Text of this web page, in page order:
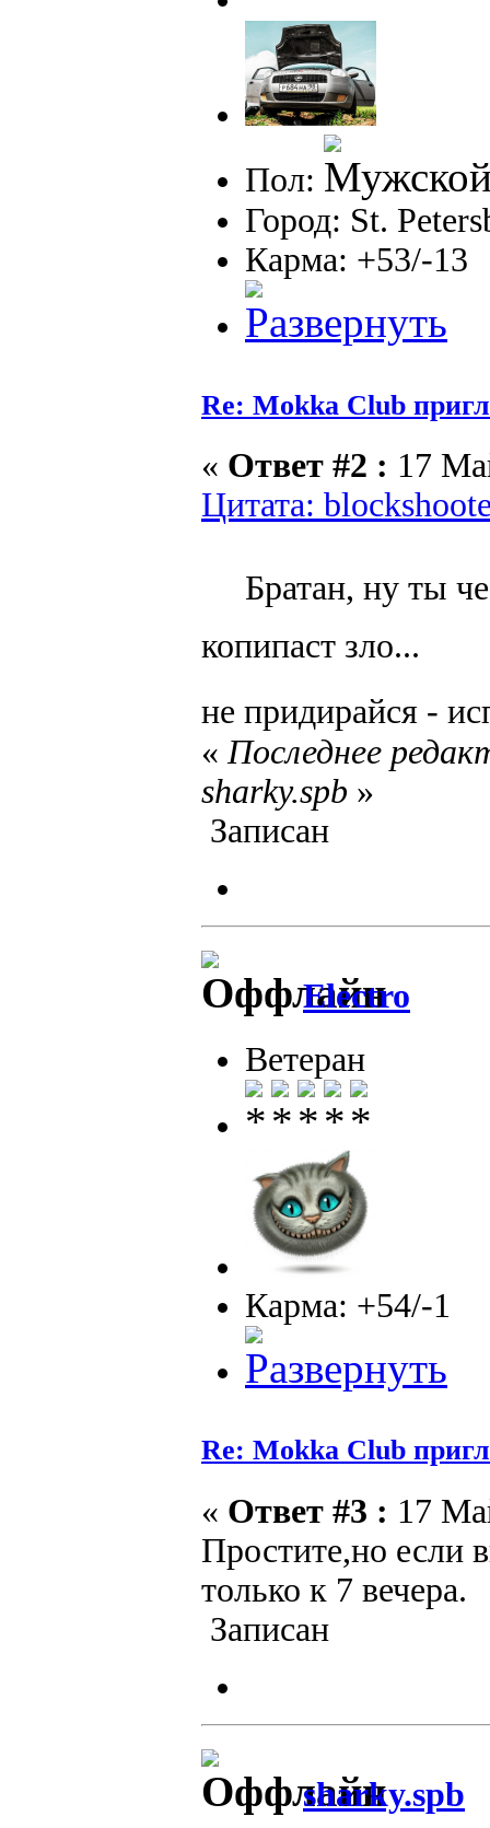
Пол:
Город: St.
Карма: +53/-13
Re: Mokka Club
« Ответ #2 : 17
Цитата:
Братан, ну ты
копипаст зло...
не придирайся -
« Последнее
sharky.spb »
Записан
Electro
Ветеран
Карма: +54/-1
Re: Mokka Club
« Ответ #3 : 17
Простите,но если
только к 7 вечера.
Записан
sharky.spb